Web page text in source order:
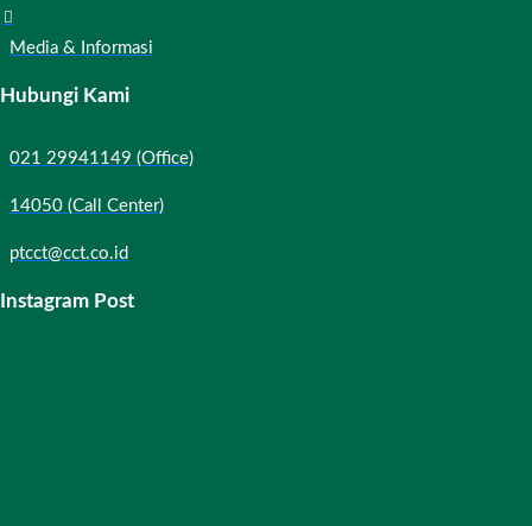
Media & Informasi
Hubungi Kami
021 29941149 (Office)
14050 (Call Center)
ptcct@cct.co.id
Instagram Post